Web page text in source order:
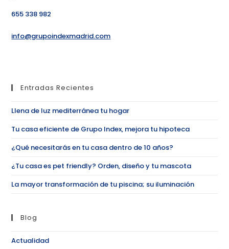
655 338 982
info@grupoindexmadrid.com
Entradas Recientes
Llena de luz mediterránea tu hogar
Tu casa eficiente de Grupo Index, mejora tu hipoteca
¿Qué necesitarás en tu casa dentro de 10 años?
¿Tu casa es pet friendly? Orden, diseño y tu mascota
La mayor transformación de tu piscina; su iluminación
Blog
Actualidad